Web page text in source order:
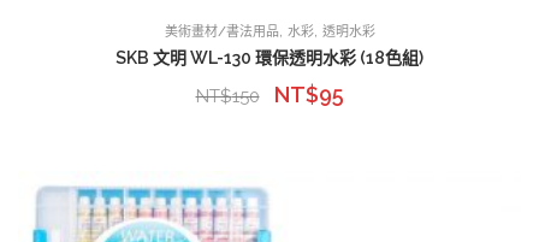
美術畫材/書法用品 水彩, 透明水彩
SKB 文明 WL-130 環保透明水彩 (18色組)
NT$150 NT$95